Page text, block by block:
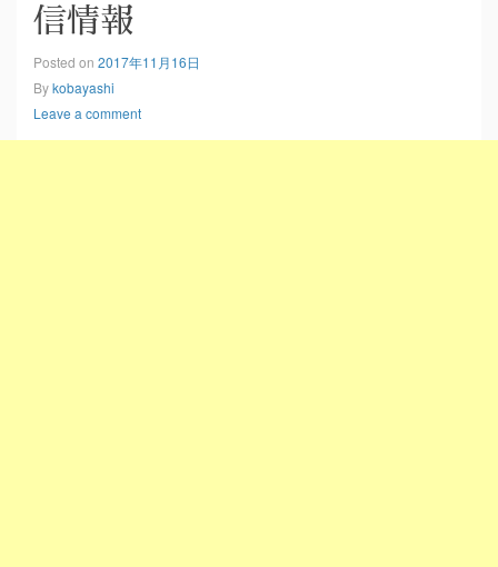
信情報
Posted on 2017年11月16日
Bykobayashi
Leave a comment